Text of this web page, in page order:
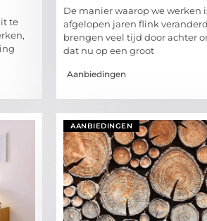
te
De manier waarop we werken
afgelopen jaren flink
brengen veel tijd door achter
dat nu op een groot
Aanbiedingen
AANBIEDINGEN